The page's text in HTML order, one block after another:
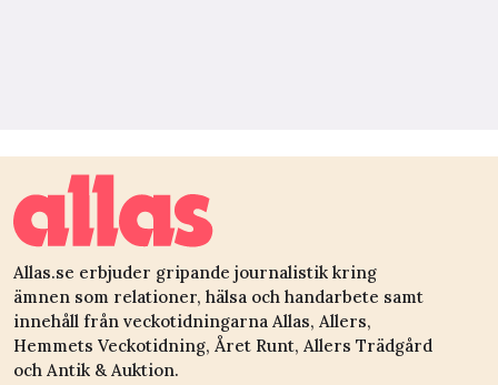
Allas.se erbjuder gripande journalistik kring
ämnen som relationer, hälsa och handarbete samt
innehåll från veckotidningarna Allas, Allers,
Hemmets Veckotidning, Året Runt, Allers Trädgård
och Antik & Auktion.